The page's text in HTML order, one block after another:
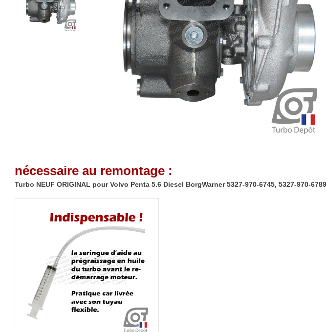
nécessaire au remontage :
Turbo NEUF ORIGINAL pour Volvo Penta 5.6 Diesel BorgWarner 5327-970-6745, 5327-970-6789